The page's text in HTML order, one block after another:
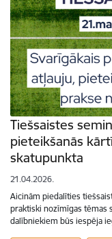
Tiešsaistes
pieteikšanās
skatupunkta
21.04.2026.
Aicinām piedalīties
praktiski nozīmīgas tēmas
dalībniekiem būs iespēja